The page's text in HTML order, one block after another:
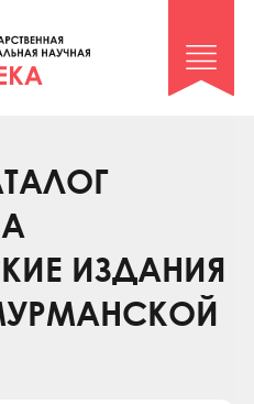
ИЗДАНИЯ